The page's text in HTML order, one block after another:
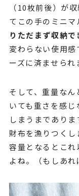
（10枚前後）が
てこの手のミニ
りただまず収納で
変わらない使用
ーズに済ませられ
そして、重量なん
いても重さを感
しまうまであり
財布を漁りつく
容量となるとこ
よね。（もしあれ